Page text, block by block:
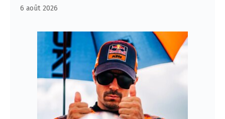
6 août 2026